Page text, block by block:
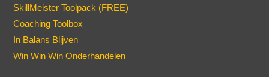
SkillMeister Toolpack (FREE)
Coaching Toolbox
In Balans Blijven
Win Win Win Onderhandelen